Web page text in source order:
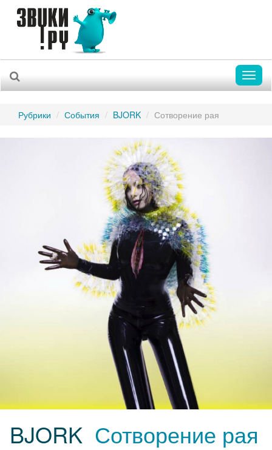
Рубрики События BJORK Сотворение рая
BJORK Сотворение рая